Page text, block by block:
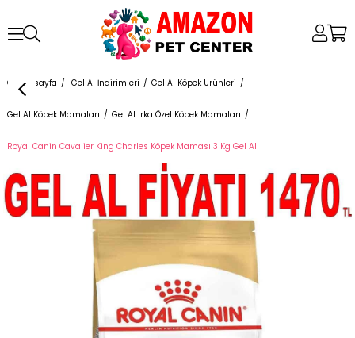
Anasayfa Gel Al İndirimleri Gel Al Köpek Ürünleri
Gel Al Köpek Mamaları Gel Al Irka Özel Köpek Mamaları
Royal Canin Cavalier King Charles Köpek Maması 3 Kg Gel Al